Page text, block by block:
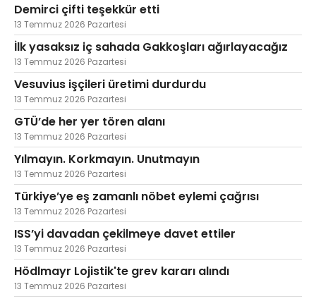
Demirci çifti teşekkür etti
13 Temmuz 2026 Pazartesi
İlk yasaksız iç sahada Gakkoşları ağırlayacağız
13 Temmuz 2026 Pazartesi
Vesuvius işçileri üretimi durdurdu
13 Temmuz 2026 Pazartesi
GTÜ’de her yer tören alanı
13 Temmuz 2026 Pazartesi
Yılmayın. Korkmayın. Unutmayın
13 Temmuz 2026 Pazartesi
Türkiye’ye eş zamanlı nöbet eylemi çağrısı
13 Temmuz 2026 Pazartesi
ISS’yi davadan çekilmeye davet ettiler
13 Temmuz 2026 Pazartesi
Hödlmayr Lojistik'te grev kararı alındı
13 Temmuz 2026 Pazartesi